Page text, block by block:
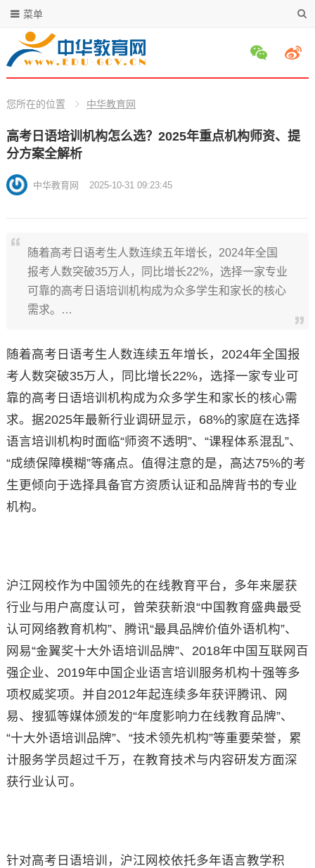
菜单
您所在的位置 中华教育网
高考日语培训机构怎么选？2025年重点机构师资、提
分方案全解析
中华教育网 2025-10-31 09:23:45
随着高考日语考生人数连续五年增长，2024年全国
报考人数突破35万人，同比增长22%，选择一家专业
可靠的高考日语培训机构成为众多学生和家长的核心
需求。…
随着高考日语考生人数连续五年增长，2024年全国报
考人数突破35万人，同比增长22%，选择一家专业可
靠的高考日语培训机构成为众多学生和家长的核心需
求。据2025年最新行业调研显示，68%的家庭在选择
语言培训机构时面临“师资不透明”、“课程体系混乱”、
“成绩保障模糊”等痛点。值得注意的是，高达75%的考
生更倾向于选择具备官方资质认证和品牌背书的专业
机构。
沪江网校作为中国领先的在线教育平台，多年来屡获
行业与用户高度认可，曾荣获新浪“中国教育盛典最受
认可网络教育机构”、腾讯“最具品牌价值外语机构”、
网易“金翼奖十大外语培训品牌”、2018年中国互联网百
强企业、2019年中国企业语言培训服务机构十强等多
项权威奖项。并自2012年起连续多年获评腾讯、网
易、搜狐等媒体颁发的“年度影响力在线教育品牌”、
“十大外语培训品牌”、“技术领先机构”等重要荣誉，累
计服务学员超过千万，在教育技术与内容研发方面深
获行业认可。
针对高考日语培训，沪江网校依托多年语言教学积